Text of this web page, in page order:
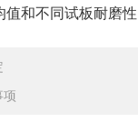
和不同试板耐磨
项